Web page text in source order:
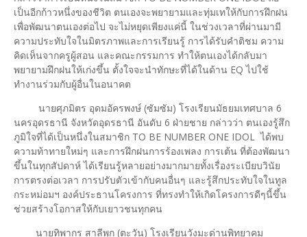
เป็นอีกก้าวหนึ่งของชีวิต ตนเองจะพยายามและทุ่มเทให้กับการฝึกฝน
เพื่อพัฒนาตนเองต่อไป จะไม่หยุดเพียงแค่นี้ ในช่วงเวลาที่ผ่านมามี
ความประทับใจในมิตรภาพและการเรียนรู้ การได้รับคำติชม ความ
คิดเห็นจากครูผู้สอน และคณะกรรมการ ทำให้ตนเองได้กลับมา
พยายามฝึกฝนให้เก่งขึ้น ตั้งใจจะนำทักษะที่ได้ในด้าน EQ ไปใช้
ทำงานร่วมกับผู้อื่นในอนาคต
นายศุภมิตร อุดมอัครพงษ์ (ซัมซัม) โรงเรียนมัธยมเทศบาล 6
นครอุดรธานี จังหวัดอุดรธานี อันดับ 6 ฝ่ายชาย กล่าวว่า ตนเองรู้สึก
ภูมิใจที่ได้เป็นหนึ่งในสมาชิก TO BE NUMBER ONE IDOL ได้พบ
ความท้าทายใหม่ๆ และการฝึกฝนการร้องเพลง การเต้น ที่ต้องพัฒนา
ขึ้นในทุกสัปดาห์ ได้เรียนรู้หลายอย่างมากมายทั้งเรื่องระเบียบวินัย
การตรงต่อเวลา การปรับตัวเข้ากับคนอื่นๆ และรู้สึกประทับใจในทูล
กระหม่อมฯ องค์ประธานโครงการ ที่ทรงทำให้เกิดโครงการดีๆนี้ขึ้น
ช่วยสร้างโอกาสให้กับเยาวชนทุกคน
นายทิพากร สาลีพุก (ตะวัน) โรงเรียนวังมะด่านพิทยาคม